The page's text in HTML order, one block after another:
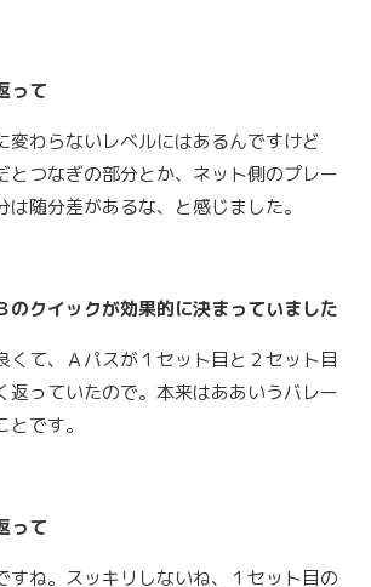
って
変わらないレベルにはあるんですけど
とつなぎの部分とか、ネット側のプレー
は随分差があるな、と感じました。
のクイックが効果的に決まっていました
くて、Ａパスが１セット目と２セット目
返っていたので。本来はああいうバレー
です。
って
すね。スッキリしないね、１セット目の